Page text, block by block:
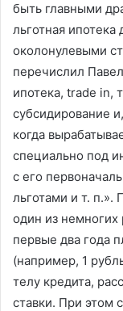
быть главными
льготная
околонулевыми
перечислил
ипотека, trade in,
субсидирование
когда
специально под
с его
льготами и т. п.».
один из
первые два года
(например, 1
телу кредита,
ставки. При этом